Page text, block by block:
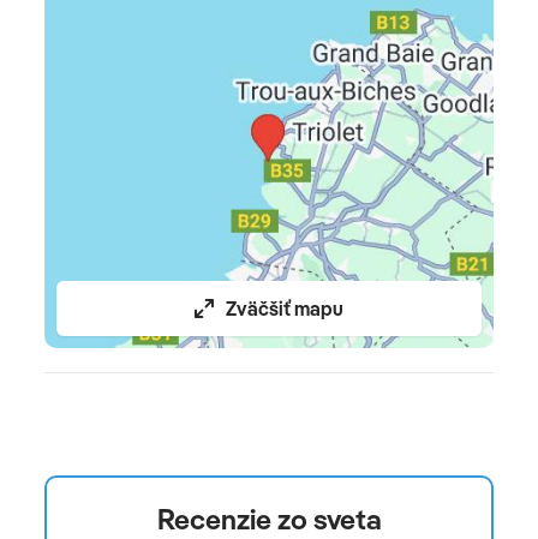
volejbal • pestré denné aktivity a večerná zábava
niekoľkokrát týždenne • lekárska služba • izbová služba •
požičovňa spoločenských hier
detský bazén • vonkajšie ihrisko • miniklub (3 - 11rokov) •
klub pre tínedžerov (13 – 17 rokov) • herňa • animácie •
detské menu • detský bufet • detská diskotéka • baby
kútik • opatrovanie detí za poplatok
Oficiálne hodnotenie
Zväčšiť mapu
Recenzie zo sveta